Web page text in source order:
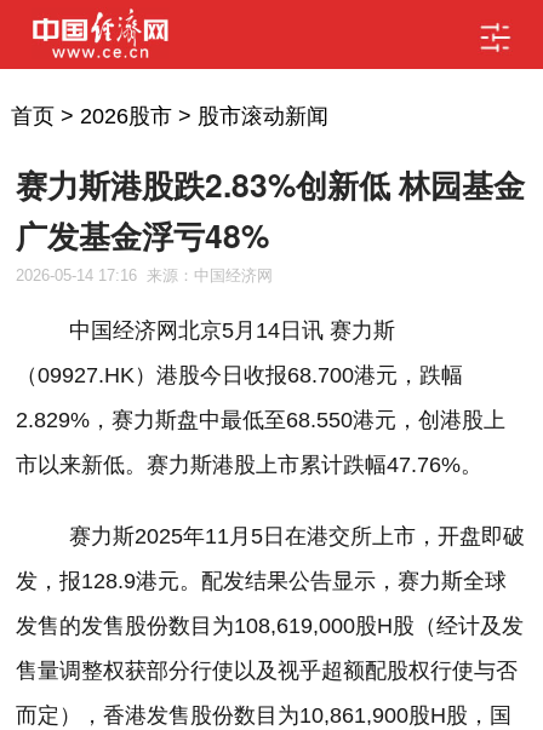
首页> 2026股市> 股市滚动新闻
赛力斯港股跌2.83%创新低 林园基金
广发基金浮亏48%
2026-05-14 17:16 来源：中国经济网
中国经济网北京5月 14日讯 赛力斯
（09927.HK）港股今日收报68.700港元，跌幅
2.829% ，赛力斯盘中最低至68.550港元，创港股上
市以来新低。赛力斯港股上市累计跌幅47.76%。
赛力斯2025年11月 5日在港交所上市，开盘即破
发，报128.9港元。配发结果公告显示，赛力斯全球
发售的发售股份数目为108,619,000股H股（经计及发
售量调整权获部分行使以及视乎超额配股权行使与否
而定），香港发售股份数目为10,861,900股H股，国